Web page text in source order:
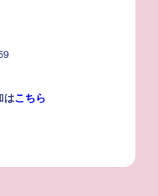
はこちら